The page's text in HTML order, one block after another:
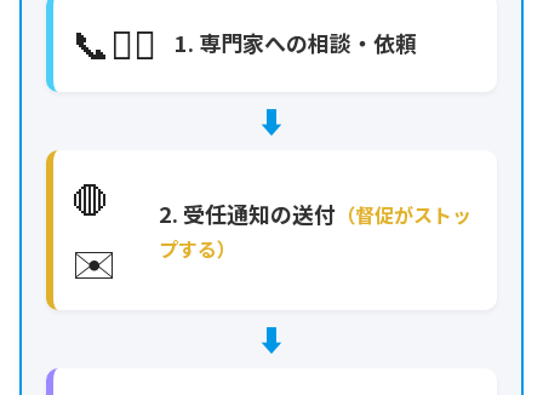
📞🧑‍⚖️ 1. 専門家への相談・依頼
⬇️
🛑
✉️
2. 受任通知の送付（督促がストッ
プする）
⬇️